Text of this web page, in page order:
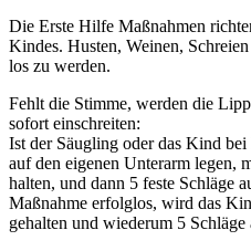
Die Erste Hilfe Maßnahmen
Kindes. Husten, Weinen,
los zu werden.
Fehlt die Stimme, werden die
sofort einschreiten:
Ist der Säugling oder das Kind
auf den eigenen Unterarm legen,
halten, und dann 5 feste Schläge
Maßnahme erfolglos, wird das
gehalten und wiederum 5